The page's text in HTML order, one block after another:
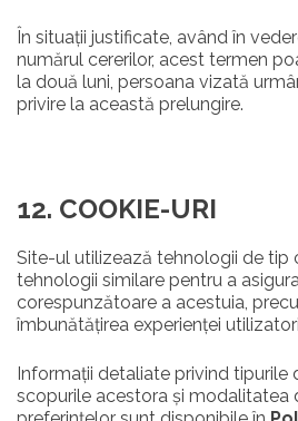
În situații justificate, având în
numărul cererilor, acest termen
la două luni, persoana vizată
privire la această prelungire.
12. COOKIE-URI
Site-ul utilizează tehnologii de tip
tehnologii similare pentru a
corespunzătoare a acestuia,
îmbunătățirea experienței
Informații detaliate privind tipurile
scopurile acestora și modalitatea